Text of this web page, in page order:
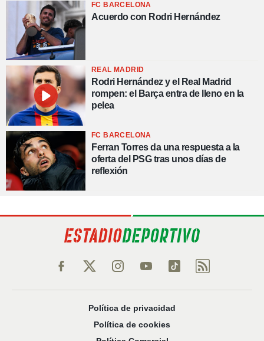
FC BARCELONA
Acuerdo con Rodri Hernández
REAL MADRID
Rodri Hernández y el Real Madrid
rompen: el Barça entra de lleno en la
pelea
FC BARCELONA
Ferran Torres da una respuesta a la
oferta del PSG tras unos días de
reflexión
Política de privacidad
Política de cookies